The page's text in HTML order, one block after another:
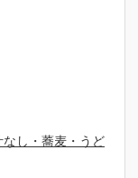
し・蕎麦・うど